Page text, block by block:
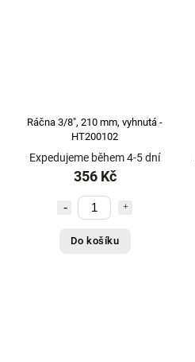
Ráčna 3/8", 210 mm, vyhnutá -
HT200102
Expedujeme během 4-5 dní
356 Kč
Do košíku